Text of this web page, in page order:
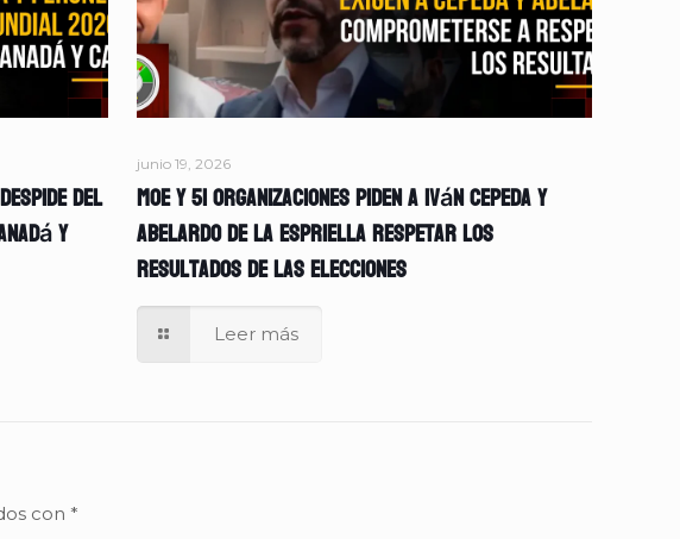
del
y
junio 19, 2026
MOE y 51 organizaciones piden a Iván Cepeda y
Abelardo de la Espriella respetar los
resultados de las elecciones
Leer más
con *